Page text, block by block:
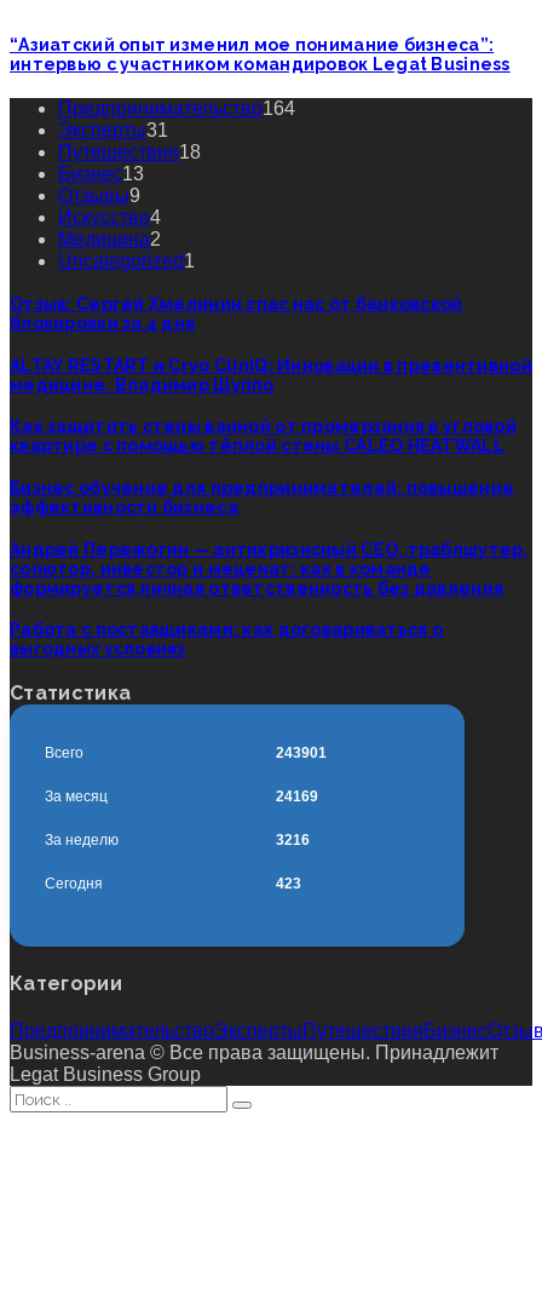
“Азиатский опыт изменил мое понимание бизнеса”:
интервью с участником командировок Legat Business
Предпринимательство164
Эксперты31
Путешествия18
Бизнес13
Отзывы9
Искусство4
Медицина2
Uncategorized1
Отзыв: Сергей Хмелинин спас нас от банковской
блокировки за 4 дня
ALTAY RESTART и Cryo ClinIQ: Инновации в превентивной
медицине. Владимир Шуппо
Как защитить стены ванной от промерзания в угловой
квартире с помощью тёплой стены CALEO HEATWALL
Бизнес обучение для предпринимателей: повышение
эффективности бизнеса
Андрей Пережогин — антикризисный CEO, траблшутер,
солютор, инвестор и меценат: как в команде
формируется личная ответственность без давления
Работа с поставщиками: как договариваться о
выгодных условиях
Статистика
Всего 243901
За месяц 24169
За неделю 3216
Сегодня 423
Категории
ПредпринимательствоЭкспертыПутешествияБизнес
Business-arena © Все права защищены. Принадлежит
Legat Business Group